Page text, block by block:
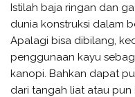
Istilah baja ringan dan
dunia konstruksi dalam
Apalagi bisa dibilang,
penggunaan kayu
kanopi. Bahkan dapat
dari tangah liat atau pun